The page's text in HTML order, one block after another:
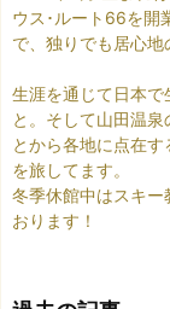
ウス･ルート66を開
で、独りでも居心地
生涯を通じて日本で
と。そして山田温
とから各地に点在
を旅してます。
冬季休館中はスキー
おります！